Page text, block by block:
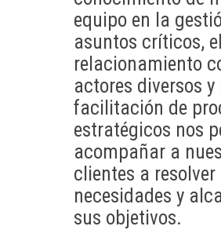
equipo en la
asuntos críticos, el
relacionamiento
actores diversos y
facilitación de
estratégicos nos
acompañar a
clientes a resolver
necesidades y
sus objetivos.